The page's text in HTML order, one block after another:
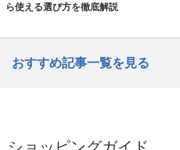
ら使える選び方を徹底解説
おすすめ記事一覧を見る